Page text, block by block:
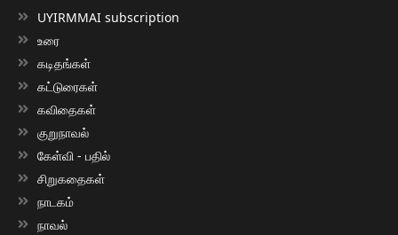
UYIRMMAI subscription
உரை
கடிதங்கள்
கட்டுரைகள்
கவிதைகள்
குறுநாவல்
கேள்வி - பதில்
சிறுகதைகள்
நாடகம்
நாவல்